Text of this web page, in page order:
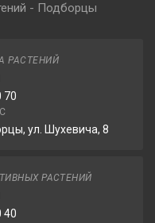
- Подборцы
РАСТЕНИЙ
70
ул. Шухевича, 8
РАСТЕНИЙ
40